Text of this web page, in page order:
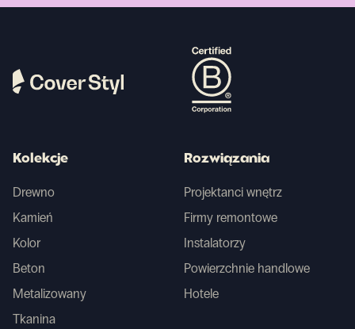
Kolekcje
Drewno
Kamień
Kolor
Beton
Metalizowany
Tkanina
Rozwiązania
Projektanci wnętrz
Firmy remontowe
Instalatorzy
Powierzchnie handlowe
Hotele